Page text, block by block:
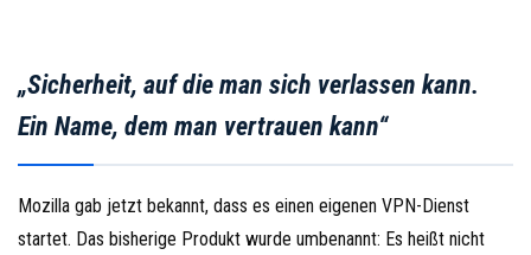
„Sicherheit, auf die man sich verlassen kann.
Ein Name, dem man vertrauen kann“
Mozilla gab jetzt bekannt, dass es einen eigenen VPN-Dienst
startet. Das bisherige Produkt wurde umbenannt: Es heißt nicht